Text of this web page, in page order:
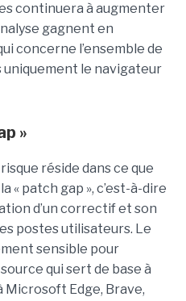
continuera à augmenter
gagnent en
concerne l’ensemble de
uniquement le navigateur
»
réside dans ce que
« patch gap », c’est-à-dire
d’un correctif et son
postes utilisateurs. Le
sensible pour
qui sert de base à
Microsoft Edge, Brave,